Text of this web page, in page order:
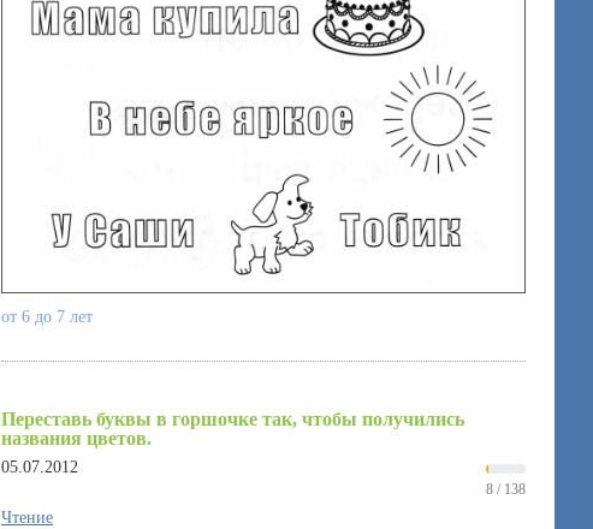
от 6 до 7 лет
Переставь буквы в горшочке так, чтобы получились
названия цветов.
05.07.2012
8 / 138
Чтение